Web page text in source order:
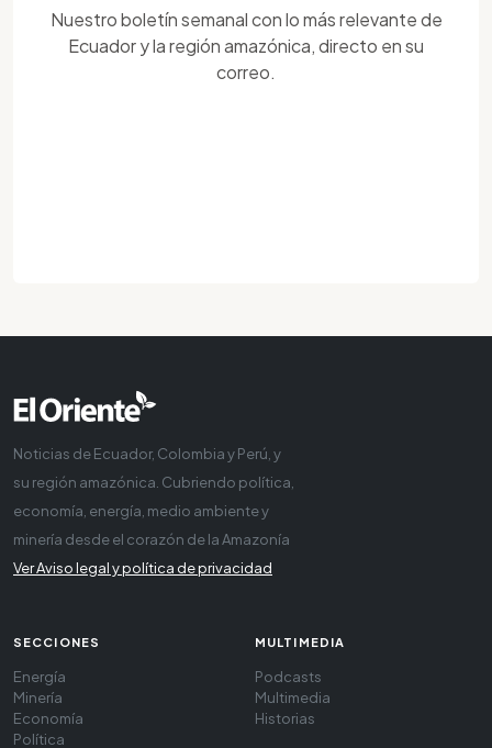
Nuestro boletín semanal con lo más relevante de
Ecuador y la región amazónica, directo en su
correo.
Noticias de Ecuador, Colombia y Perú, y
su región amazónica. Cubriendo política,
economía, energía, medio ambiente y
minería desde el corazón de la Amazonía
Ver Aviso legal y política de privacidad
SECCIONES
Energía
Minería
Economía
Política
MULTIMEDIA
Podcasts
Multimedia
Historias